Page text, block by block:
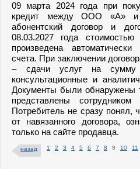
09 марта 2024 года при
кредит между ООО «А» и
абонентский договор и
08.03.2027 года
произведена
счета. При заключении
– сдачи услуг на
консультационные и
Документы были обнаружены
представлены
Потребитель не сразу понял,
от навязанного договора,
только на сайте продавца.
назад 1 2 3 4 5 6 7 8 9 10 11